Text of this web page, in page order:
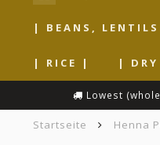
| BEANS,
| RICE | |
Lowest
Startseite Henna